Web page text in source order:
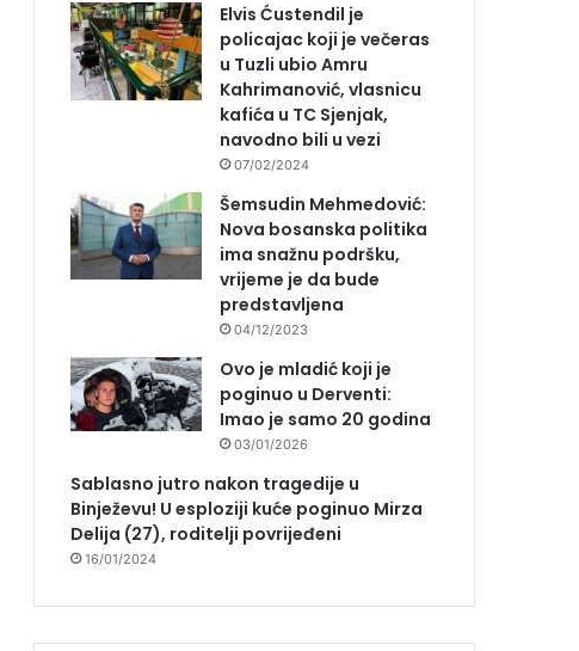
Elvis Ćustendil je
policajac koji je večeras
u Tuzli ubio Amru
Kahrimanović, vlasnicu
kafića u TC Sjenjak,
navodno bili u vezi
07/02/2024
Šemsudin Mehmedović:
Nova bosanska politika
ima snažnu podršku,
vrijeme je da bude
predstavljena
04/12/2023
Ovo je mladić koji je
poginuo u Derventi:
Imao je samo 20 godina
03/01/2026
Sablasno jutro nakon tragedije u
Binježevu! U esploziji kuće poginuo Mirza
Delija (27), roditelji povrijeđeni
16/01/2024